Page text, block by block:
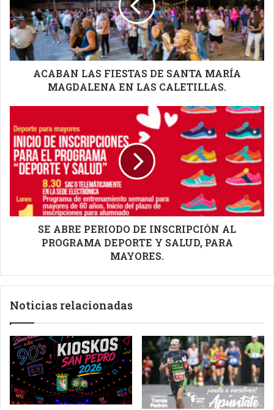
SANTA
MARÍA
MAGDALENA
EN
LAS
CALETILLAS.ACABAN LAS FIESTAS DE SANTA MARÍA
MAGDALENA EN LAS CALETILLAS.
ABRE
PERIODO
DE
INSCRIPCIÓN
PROGRAMA
DEPORTE
Y
SE ABRE PERIODO DE INSCRIPCIÓN AL
PROGRAMA DEPORTE Y SALUD, PARA
MAYORES.
Noticias relacionadas